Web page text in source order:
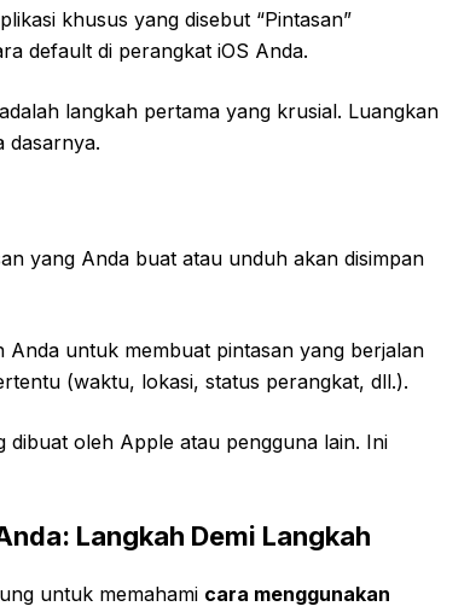
khusus yang disebut “Pintasan”
default di perangkat iOS Anda.
langkah pertama yang krusial. Luangkan
dasarnya.
yang Anda buat atau unduh akan disimpan
Anda untuk membuat pintasan yang berjalan
(waktu, lokasi, status perangkat, dll.).
dibuat oleh Apple atau pengguna lain. Ini
Langkah Demi Langkah
untuk memahami cara menggunakan